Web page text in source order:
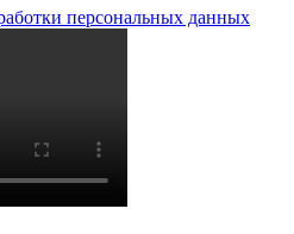
персональных данных